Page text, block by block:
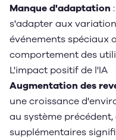
Manque d'adaptation
s'adapter aux
événements spéciaux
comportement des
L'impact positif de l'IA
Augmentation des
une croissance
au système
supplémentaires